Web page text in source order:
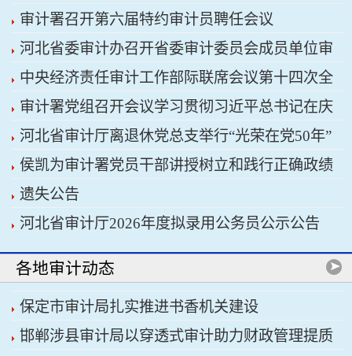
审计署召开第六届特约审计员聘任会议
河北省委审计办召开省委审计委员会成员单位审
计重点工作协调推进会议暨省经济责任审计工作厅
际联席会议
中央经济责任审计工作部际联席会议第十四次全
体会议召开
审计署党组召开会议学习贯彻习近平总书记在庆
祝中国共产党成立105周年大会上的重要讲话精神
河北省审计厅离退休党总支举行“光荣在党50年”
纪念章颁发仪式
侯凯为审计署党员干部讲授树立和践行正确政绩
观学习教育专题党课
遗失公告
河北省审计厅2026年度拟录用公务员公示公告
各地审计动态
保定市审计局扎实推进书香机关建设
邯郸涉县审计局以穿透式审计助力财政管理提质